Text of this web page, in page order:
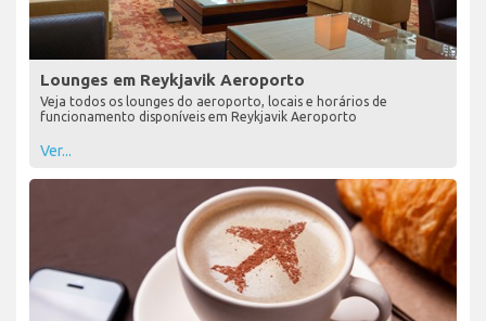
Lounges em Reykjavik Aeroporto
Veja todos os lounges do aeroporto, locais e horários de
funcionamento disponíveis em Reykjavik Aeroporto
Ver...